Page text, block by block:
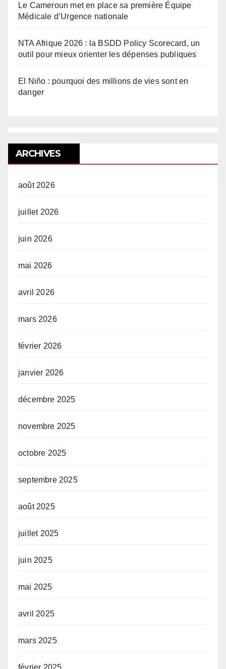
Le Cameroun met en place sa première Équipe
Médicale d’Urgence nationale
NTA Afrique 2026 : la BSDD Policy Scorecard, un
outil pour mieux orienter les dépenses publiques
El Niño : pourquoi des millions de vies sont en
danger
ARCHIVES
août 2026
juillet 2026
juin 2026
mai 2026
avril 2026
mars 2026
février 2026
janvier 2026
décembre 2025
novembre 2025
octobre 2025
septembre 2025
août 2025
juillet 2025
juin 2025
mai 2025
avril 2025
mars 2025